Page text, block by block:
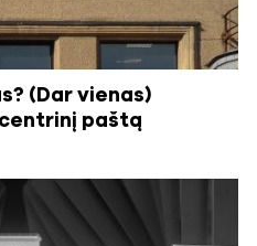
(Dar vienas)
paštą